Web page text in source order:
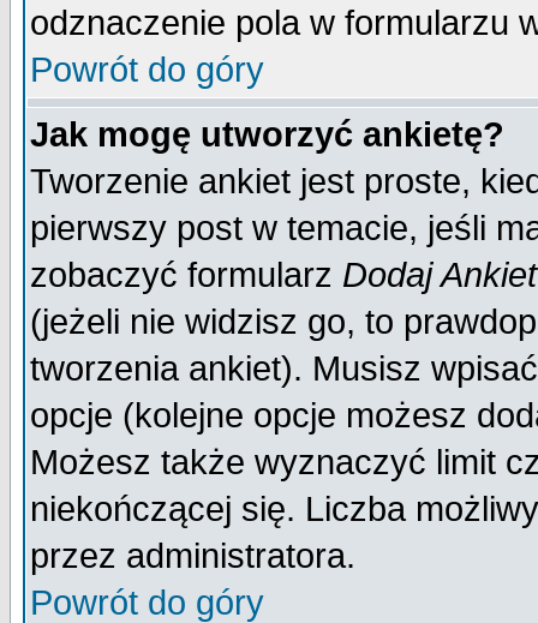
odznaczenie pola w formularzu
Powrót do góry
Jak mogę utworzyć ankietę?
Tworzenie ankiet jest proste,
pierwszy post w temacie, jeśli
zobaczyć formularz Dodaj
(jeżeli nie widzisz go, to
tworzenia ankiet). Musisz
opcje (kolejne opcje możesz
Możesz także wyznaczyć limit
niekończącej się. Liczba
przez administratora.
Powrót do góry